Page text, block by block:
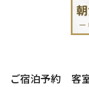
ご宿泊予約 客